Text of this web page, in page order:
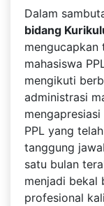
Dalam
bidang
mengucapkan
mahasiswa
mengikuti
administrasi
PPL yang
tanggung
satu bulan
menjadi bekal
profesional